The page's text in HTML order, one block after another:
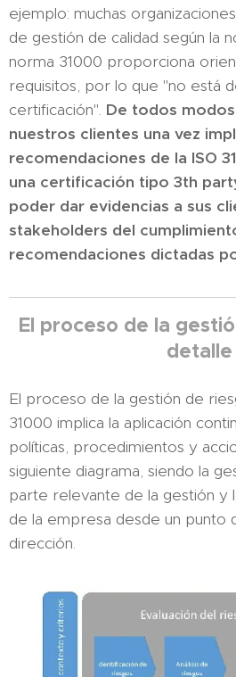
ejemplo: muchas
de gestión de calidad según la
norma 31000 proporciona
requisitos, por lo que "no está
certificación". De todos
nuestros clientes una vez
recomendaciones de la ISO
una certificación tipo 3th
poder dar evidencias a sus
stakeholders del
recomendaciones dictadas
El proceso de la
detalle
El proceso de la gestión de
31000 implica la aplicación
políticas, procedimientos y
siguiente diagrama, siendo la
parte relevante de la gestión y
de la empresa desde un punto
dirección.